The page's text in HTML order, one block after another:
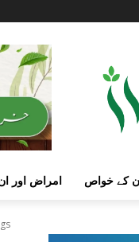
امراض اور کے خواص